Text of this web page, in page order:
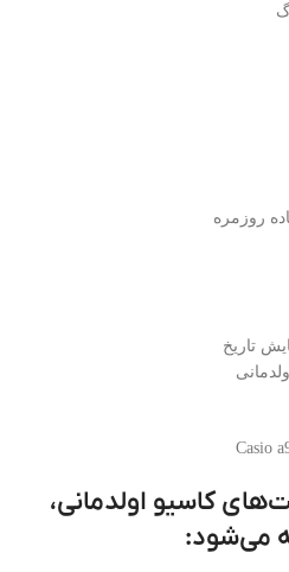
روزمره
تاریخ
کاسیو اولدمانی،
می‌شود: